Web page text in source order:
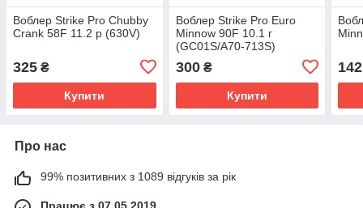
Воблер Strike Pro Chubby
Crank 58F 11.2 р (630V)
325 ₴
Купити
Воблер Strike Pro Euro
Minnow 90F 10.1 г
(GC01S/A70-713S)
300₴
Купити
142
Про нас
99% позитивних з 1089 відгуків за рік